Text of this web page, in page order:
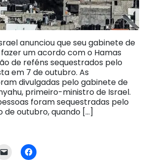
anunciou que seu gabinete de
um acordo com o Hamas
de reféns sequestrados pelo
em 7 de outubro. As
divulgadas pelo gabinete de
primeiro-ministro de Israel.
foram sequestradas pelo
de outubro, quando […]